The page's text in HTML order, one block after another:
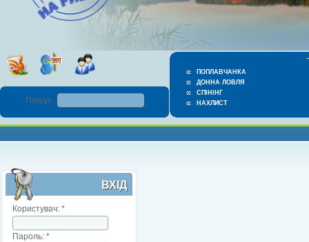
ПОПЛАВЧАНКА
ДОННА ЛОВЛЯ
СПІНІНГ
НАХЛИСТ
Пошук :
ВХІД
Користувач: *
Пароль: *